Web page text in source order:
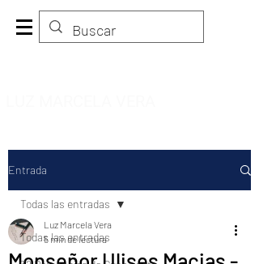
Entrada
Todas las entradas
Todas las entradas
Luz Marcela Vera
5 min de lectura